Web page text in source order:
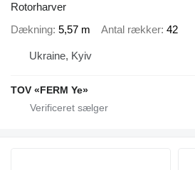
Rotorharver
Dækning 5,57 m Antal rækker 42
Ukraine, Kyiv
TOV «FERM Ye»